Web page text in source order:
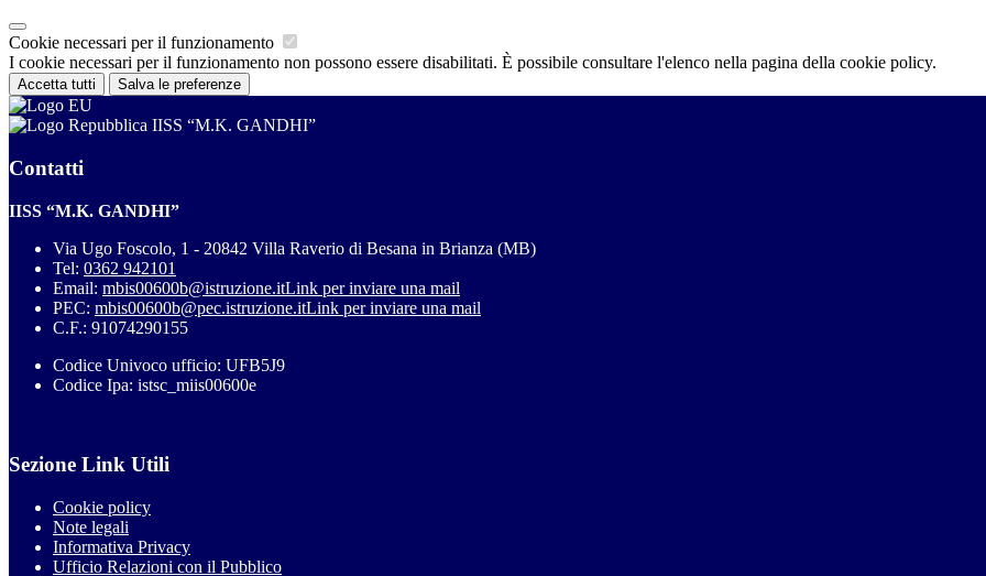
Cookie necessari per il funzionamento
I cookie necessari per il funzionamento non possono essere disabilitati. È possibile consultare l'elenco nella pagina della cookie policy.
Accetta tutti Salva le preferenze
IISS “M.K. GANDHI”
Contatti
IISS “M.K. GANDHI”
Via Ugo Foscolo, 1 - 20842 Villa Raverio di Besana in Brianza (MB)
Tel: 0362 942101
Email: mbis00600b@istruzione.itLink per inviare una mail
PEC: mbis00600b@pec.istruzione.itLink per inviare una mail
C.F.: 91074290155
Codice Univoco ufficio: UFB5J9
Codice Ipa: istsc_miis00600e
Sezione Link Utili
Cookie policy
Note legali
Informativa Privacy
Ufficio Relazioni con il Pubblico